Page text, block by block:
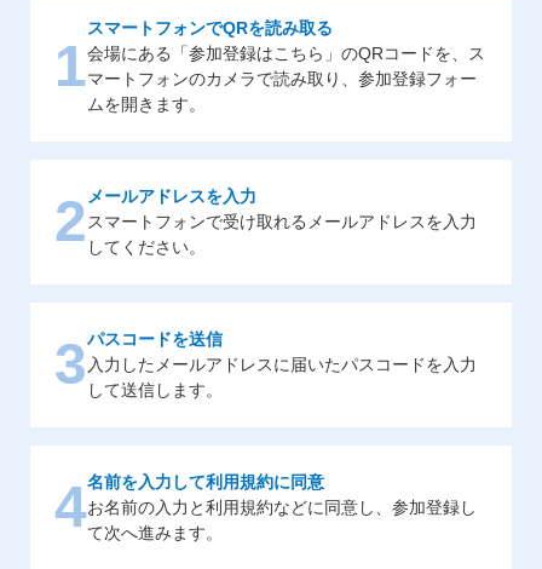
1
スマートフォンでQRを読み取る
会場にある「参加登録はこちら」のQRコードを、ス
マートフォンのカメラで読み取り、参加登録フォー
ムを開きます。
2 メールアドレスを入力
スマートフォンで受け取れるメールアドレスを入力
してください。
3パスコードを送信
入力したメールアドレスに届いたパスコードを入力
して送信します。
4名前を入力して利用規約に同意
お名前の入力と利用規約などに同意し、参加登録し
て次へ進みます。